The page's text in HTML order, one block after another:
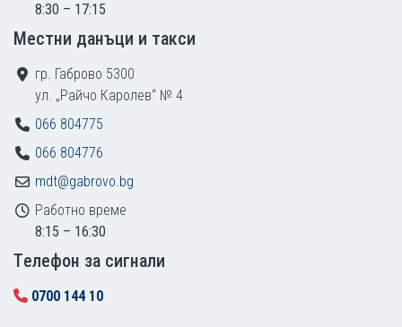
8:30 – 17:15
Местни данъци и такси
гр. Габрово 5300
ул. „Райчо Каролев“ № 4
066 804775
066 804776
mdt@gabrovo.bg
Работно време
8:15 – 16:30
Tелефон за сигнали
0700 144 10